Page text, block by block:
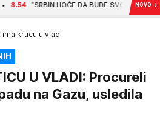
"SRBIN HOĆE DA BUDE SVOJ NA SVOME!"
NOVO →
ima krticu u vladi
U VLADI: Procureli
na Gazu, usledila